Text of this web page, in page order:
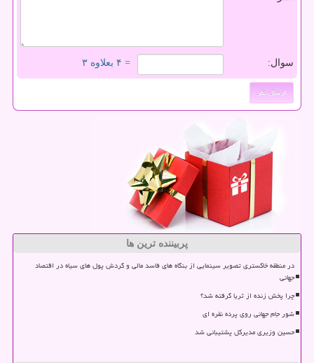
سوال: = ۴ بعلاوه ۳
پربیننده ترین ها
در منطقه خاکستری تصویر سینمایی از بنگاه های فاسد مالی و گردش پول های سیاه در اقتصاد
جهانی
چرا پخش زنده از ثریا گرفته شد؟
شور جام جهانی روی پرده نقره ای
حسین وزیری مدیرکل پشتیبانی شد